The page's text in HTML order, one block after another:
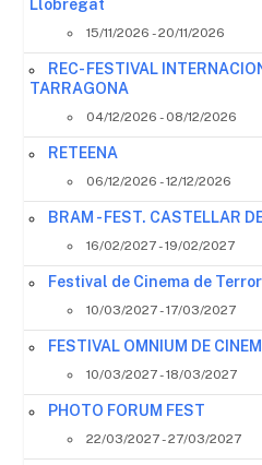
Llobregat
15/11/2026 - 20/11/2026
REC- FESTIVAL
TARRAGONA
04/12/2026 - 08/12/2026
RETEENA
06/12/2026 - 12/12/2026
BRAM - FEST. CASTELLAR
16/02/2027 - 19/02/2027
Festival de Cinema de
10/03/2027 - 17/03/2027
FESTIVAL OMNIUM DE
10/03/2027 - 18/03/2027
PHOTO FORUM FEST
22/03/2027 - 27/03/2027